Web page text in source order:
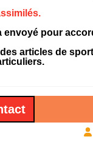
envoyé pour
articles de